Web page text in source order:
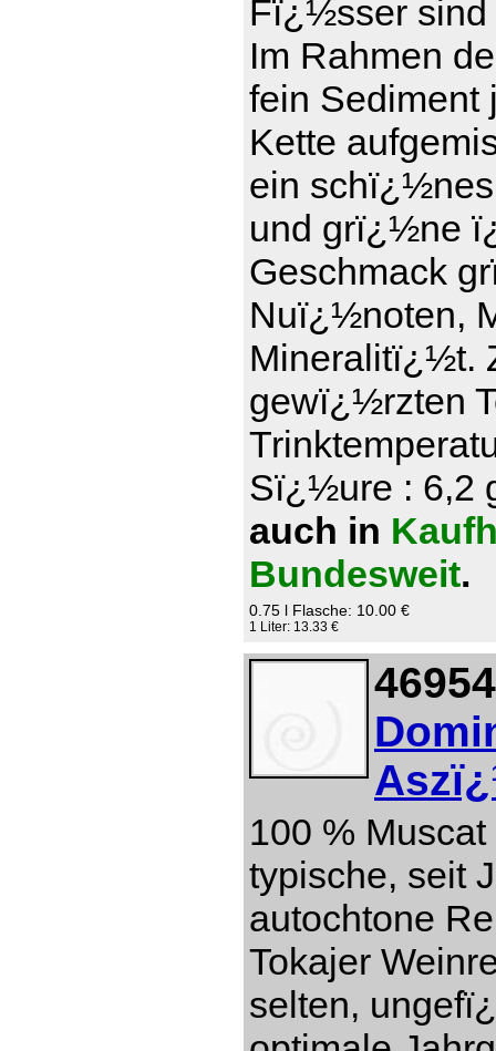
Fï¿½sser sind
Im Rahmen
fein Sediment
Kette
ein
und grï¿½ne
Geschmack
Nuï¿½noten,
Mineralitï¿½t.
gewï¿½rzten
Sï¿½ure : 6,2
auch in
Bundesweit.
0.75 l Flasche: 10.00 €
1 Liter: 13.33 €
100 %
typische, seit
autochtone
Tokajer
selten,